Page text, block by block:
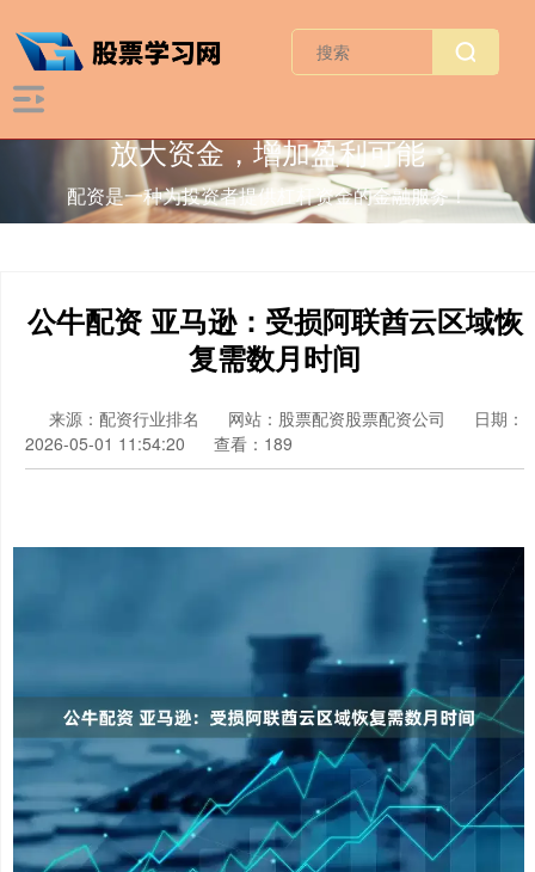
放大资金，增加盈利可能
配资是一种为投资者提供杠杆资金的金融服务！
公牛配资 亚马逊：受损阿联酋云区域恢
复需数月时间
来源：配资行业排名 网站：股票配资股票配资公司
日期：
2026-05-01 11:54:20
查看：189